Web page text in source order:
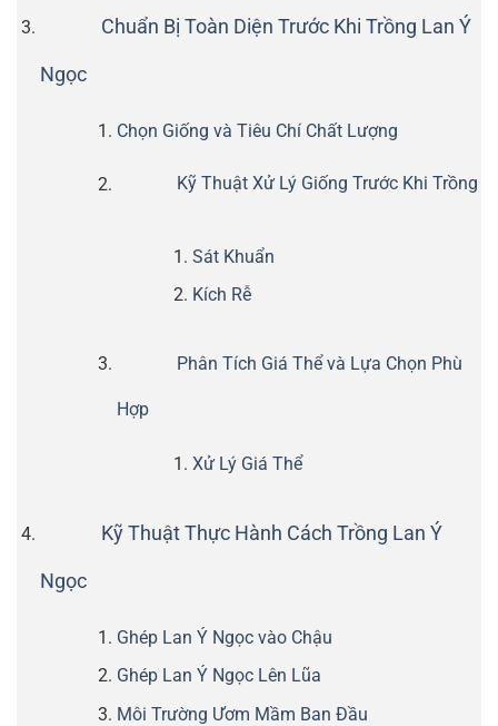
Chuẩn Bị Toàn Diện Trước Khi Trồng Lan Ý
Ngọc
Chọn Giống và Tiêu Chí Chất Lượng
Kỹ Thuật Xử Lý Giống Trước Khi Trồng
Sát Khuẩn
Kích Rễ
Phân Tích Giá Thể và Lựa Chọn Phù
Hợp
Xử Lý Giá Thể
Kỹ Thuật Thực Hành Cách Trồng Lan Ý
Ngọc
Ghép Lan Ý Ngọc vào Chậu
Ghép Lan Ý Ngọc Lên Lũa
Môi Trường Ươm Mầm Ban Đầu